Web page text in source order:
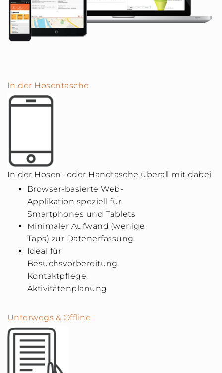
In der Hosentasche
In der Hosen- oder Handtasche überall mit dabei
Browser-basierte Web-
Applikation speziell für
Smartphones und Tablets
Minimaler Aufwand (wenige
Taps) zur Datenerfassung
Ideal für
Besuchsvorbereitung,
Kontaktpflege,
Aktivitätenplanung
Unterwegs & Offline